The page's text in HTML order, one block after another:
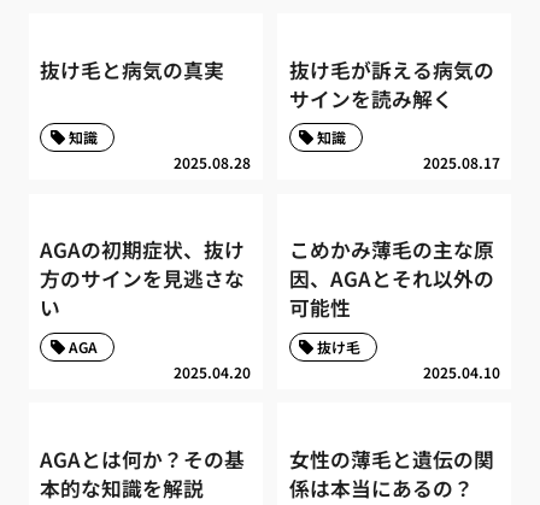
抜け毛と病気の真実
2025.08.28
知識
抜け毛が訴える病気の
サインを読み解く
2025.08.17
知識
AGAの初期症状、抜け
方のサインを見逃さな
い
2025.04.20
AGA
こめかみ薄毛の主な原
因、AGAとそれ以外の
可能性
2025.04.10
抜け毛
AGAとは何か？その基
本的な知識を解説
女性の薄毛と遺伝の関
係は本当にあるの？